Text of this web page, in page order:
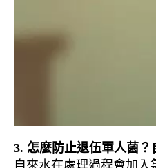
3. 怎麼防止退伍軍人菌？